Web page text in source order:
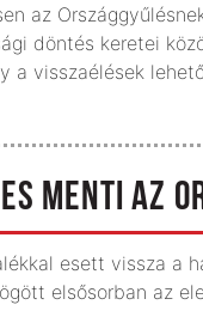
az
döntés keretei
a visszaélések
MENTI AZ
esett vissza a
elsősorban az